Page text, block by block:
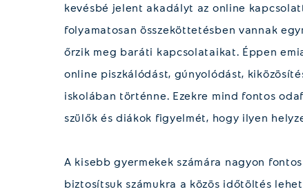
kevésbé jelent akadályt az online
folyamatosan összeköttetésben vannak
őrzik meg baráti kapcsolataikat. Éppen
online piszkálódást, gúnyolódást,
iskolában történne. Ezekre mind fontos
szülők és diákok figyelmét, hogy ilyen
A kisebb gyermekek számára nagyon
biztosítsuk számukra a közös időtöltés